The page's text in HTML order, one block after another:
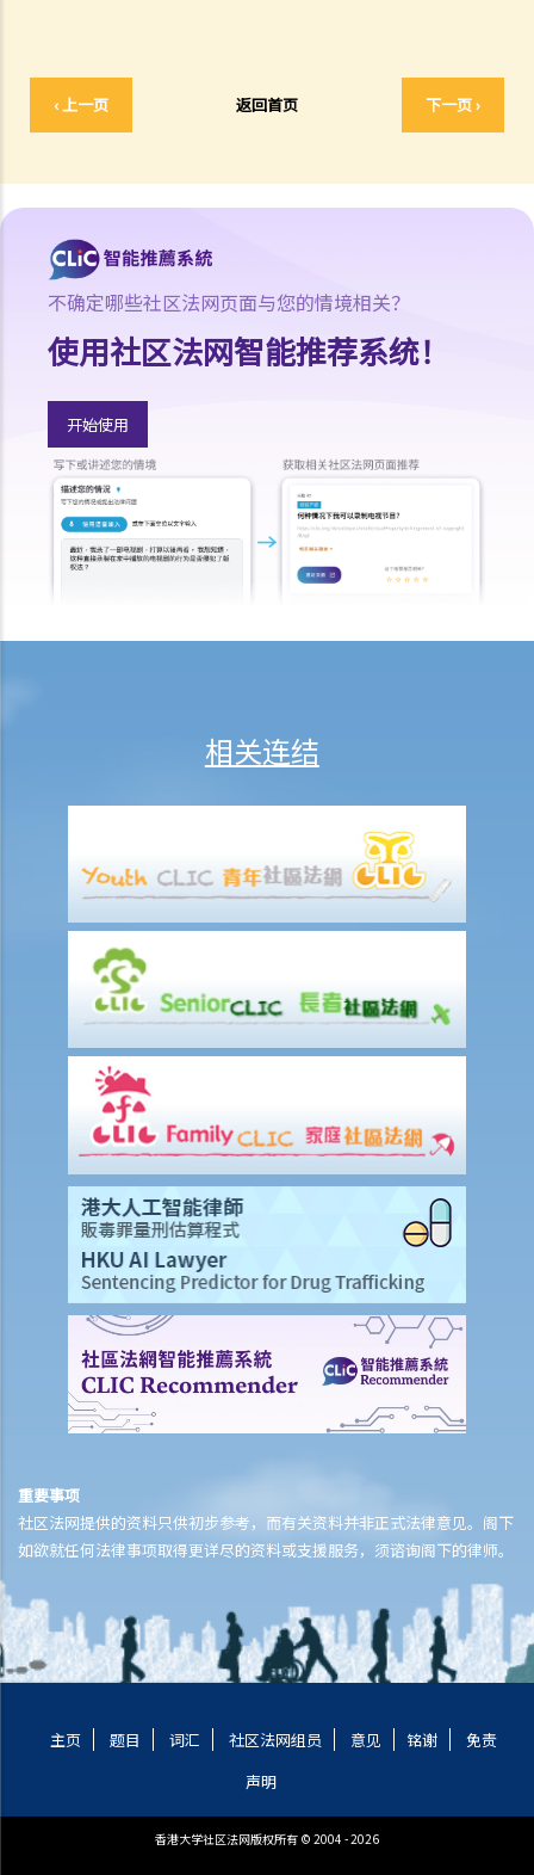
‹ 上一页 返回首页 下一页 ›
否可以只是为了给被告人带来麻烦而展开民事诉讼？
10. 在一般民事诉讼中可以作出甚么申索？ 未经算定的损害赔偿有哪些
都可供公众查阅？
如何展开民事诉讼
1. 劳资审裁处会处理甚么民事案件？
2. 小额钱债审裁处会处理甚么民事案件？
3. 区域法院会处理甚么民事案件？
4. 高等法院原讼法庭会处理甚么民事案件？
5. 我是否需要聘用律师处理我的案件？若与讼一方是有限公司，情况是
否不同？
1. 法官会否考虑到无律师代表诉讼人在理解法庭程序方面处于不利地
位，而向他们提供法律意见？
6. 如果精神上无行为能力的人或未成年人要展开诉讼，该怎么办？
(writ of summons)还是以原诉传票(originating summons)展开法律程
9. 如何以传讯令状展开民事诉讼？
11. 我能否针对某人展开民事诉讼：(a) 即使该人没有永久地址？(b) 即使
该人通常居于香港以外地区？(c) 即使该人失踨？(d) 即使该人名字不
12. 甚么是状书？ 原告人和被告人在状书的阶段需要送达哪些文件？
13. 草拟一份优秀的状书的基本原则是甚么？
14. 如果原告人由于预期被告人提议和解会作出还价而夸大其申索金
额，会有甚么后果？
15. 我应该在甚么时候提交有关证据？ 我应该将其有关证据附上于申索
陈述书或原诉传票上吗？
如何就民事诉讼作出抗辩
1. 怎样计算将送达认收书送交法院存档的14天时限？
2. 作为被告人，我应否就向我展开的诉讼作抗辩？
3. 如果我决定不作出抗辩，该怎么办？
4. 如果我决定就案件作出抗辩，该怎么办？
5. 如被告人未有提交送达认收书或抗辩书，结果会怎样？
6. 如被告人提交抗辩书（和反申索书），情况会怎样？
7. 如果被告人认为他确实拖欠原告人部份款项，可以怎样做？
8. 我作为民事诉讼中的被告人，但我认为另一方才应该对原告人的申索
如何就民事案件的审讯作准备
1. 甚么是文件透露？
2. 甚么是交换证人陈述书？
3. 有甚么关于专家证人的事项需要注意？我应否传召他们为我作证？
4. 于审讯前，法庭如何就案件的管理给予指示？
5. 关于民事诉讼之进行过程，有甚么其他一般事项我应注意？
A. 根据第 13A号命令缩短法律诉讼的程序 – 简介和目标
3. 作出承认的后续程序
不确定哪些社区法网页面与您的情境相关？
使用社区法网智能推荐系统！
开始使用
相关连结
重要事项
社区法网提供的资料只供初步参考，而有关资料并非正式法律意见。阁下
如欲就任何法律事项取得更详尽的资料或支援服务，须谘询阁下的律师。
主页 题目 词汇 社区法网组员 意见 铭谢
免责
声明
香港大学社区法网版权所有 © 2004 - 2026